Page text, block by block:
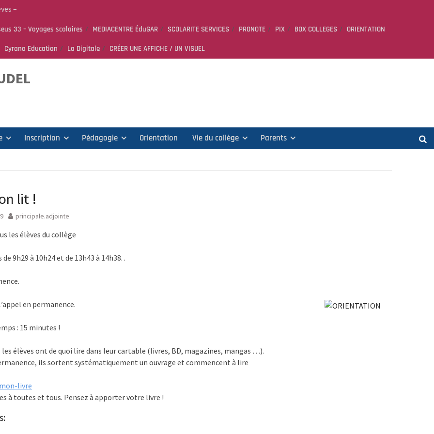
–
33 – Voyages scolaires MEDIACENTRE ÉduGAR SCOLARITE SERVICES PRONOTE PIX BOX COLLEGES ORIENTATION
Cyrano Education La Digitale CRÉER UNE AFFICHE / UN VISUEL
Inscription Pédagogie Orientation Vie du collège Parents
lit !
principale.adjointe
les élèves du collège
de 9h29 à 10h24 et de 13h43 à 14h38. .
en permanence.
: 15 minutes !
élèves ont de quoi lire dans leur cartable (livres, BD, magazines, mangas …).
ils sortent systématiquement un ouvrage et commencent à lire
livre
à toutes et tous. Pensez à apporter votre livre !